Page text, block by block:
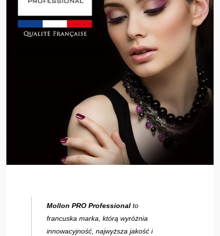
Mollon PRO Professionalto
francuska marka, którą wyróżnia
innowacyjność, najwyższa jakość i